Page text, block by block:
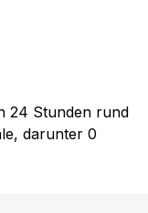
24 Stunden rund
darunter 0